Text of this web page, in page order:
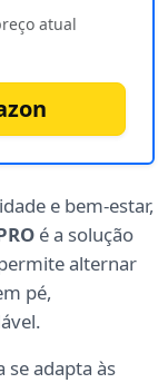
atual
e bem-estar,
é a solução
alternar
pé,
se adapta às